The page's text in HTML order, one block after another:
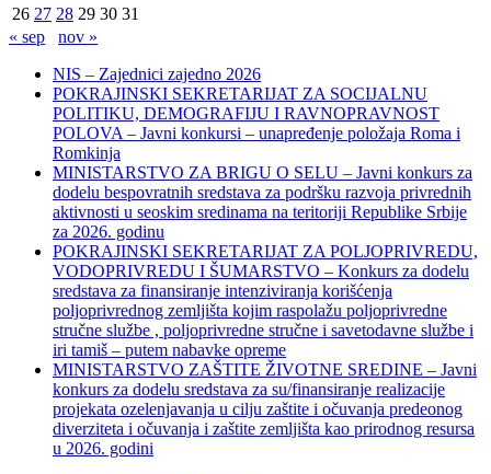
26 27 28 29 30 31
« sep
nov »
NIS – Zajednici zajedno 2026
POKRAJINSKI SEKRETARIJAT ZA SOCIJALNU
POLITIKU, DEMOGRAFIJU I RAVNOPRAVNOST
POLOVA – Javni konkursi – unapređenje položaja Roma i
Romkinja
MINISTARSTVO ZA BRIGU O SELU – Javni konkurs za
dodelu bespovratnih sredstava za podršku razvoja privrednih
aktivnosti u seoskim sredinama na teritoriji Republike Srbije
za 2026. godinu
POKRAJINSKI SEKRETARIJAT ZA POLJOPRIVREDU,
VODOPRIVREDU I ŠUMARSTVO – Konkurs za dodelu
sredstava za finansiranje intenziviranja korišćenja
poljoprivrednog zemljišta kojim raspolažu poljoprivredne
stručne službe , poljoprivredne stručne i savetodavne službe i
iri tamiš ‒ putem nabavke opreme
MINISTARSTVO ZAŠTITE ŽIVOTNE SREDINE – Javni
konkurs za dodelu sredstava za su/finansiranje realizacije
projekata ozelenjavanja u cilju zaštite i očuvanja predeonog
diverziteta i očuvanja i zaštite zemljišta kao prirodnog resursa
u 2026. godini